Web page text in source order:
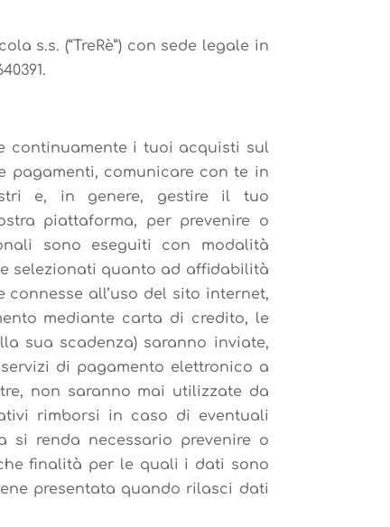
s.s. (“TreRè”) con sede legale in
continuamente i tuoi acquisti sul
comunicare con te in
e, in genere, gestire il tuo
piattaforma, per prevenire o
sono eseguiti con modalità
selezionati quanto ad affidabilità
all’uso del sito internet,
mediante carta di credito, le
sua scadenza) saranno inviate,
di pagamento elettronico a
non saranno mai utilizzate da
rimborsi in caso di eventuali
renda necessario prevenire o
finalità per le quali i dati sono
presentata quando rilasci dati